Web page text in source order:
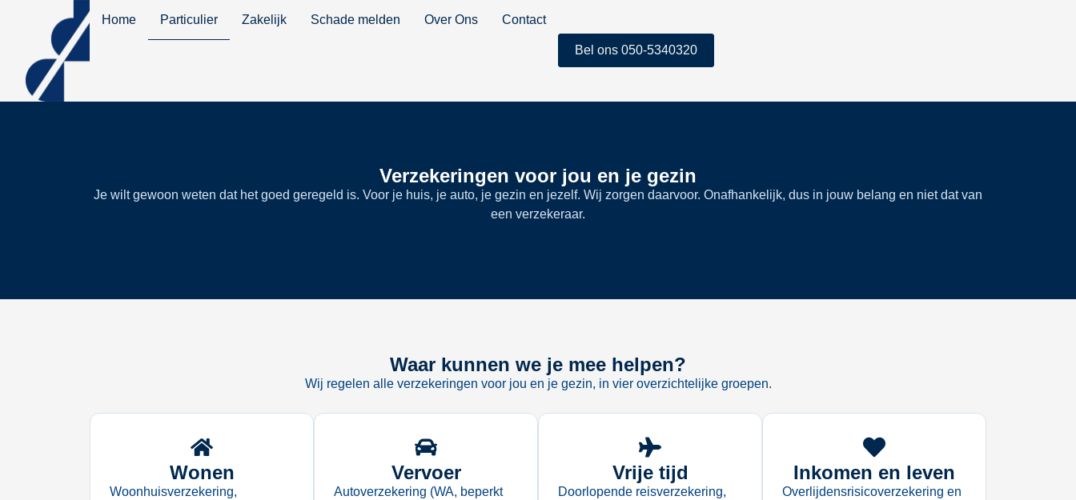
Home Particulier Zakelijk Schade melden Over Ons Contact
Bel ons 050-5340320
Verzekeringen voor jou en je gezin
Je wilt gewoon weten dat het goed geregeld is. Voor je huis, je auto, je gezin en jezelf. Wij zorgen daarvoor. Onafhankelijk, dus in jouw belang en niet dat van
een verzekeraar.
Waar kunnen we je mee helpen?
Wij regelen alle verzekeringen voor jou en je gezin, in vier overzichtelijke groepen.
Wonen
Woonhuisverzekering,
Vervoer
Autoverzekering (WA, beperkt
Vrije tijd
Doorlopende reisverzekering,
Inkomen en leven
Overlijdensrisicoverzekering en